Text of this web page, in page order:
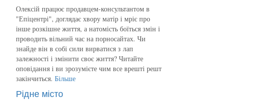
Олексій працює продавцем-консультантом в
"Епіцентрі", доглядає хвору матір і мріє про
інше розкішне життя, а натомість боїться змін і
проводить вільний час на порносайтах. Чи
знайде він в собі сили вирватися з лап
залежності і змінити своє життя? Читайте
оповідання і ви зрозумієте чим все врешті решт
закінчиться. Більше
Рідне місто